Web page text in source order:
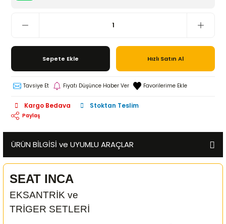
Sepete Ekle Hızlı Satın Al
Tavsiye Et Fiyatı Düşünce Haber Ver
Kargo Bedava Stoktan Teslim
Paylaş
ÜRÜN BİLGİSİ ve UYUMLU ARAÇLAR
SEAT INCA
EKSANTRİK ve
TRİGER SETLERİ